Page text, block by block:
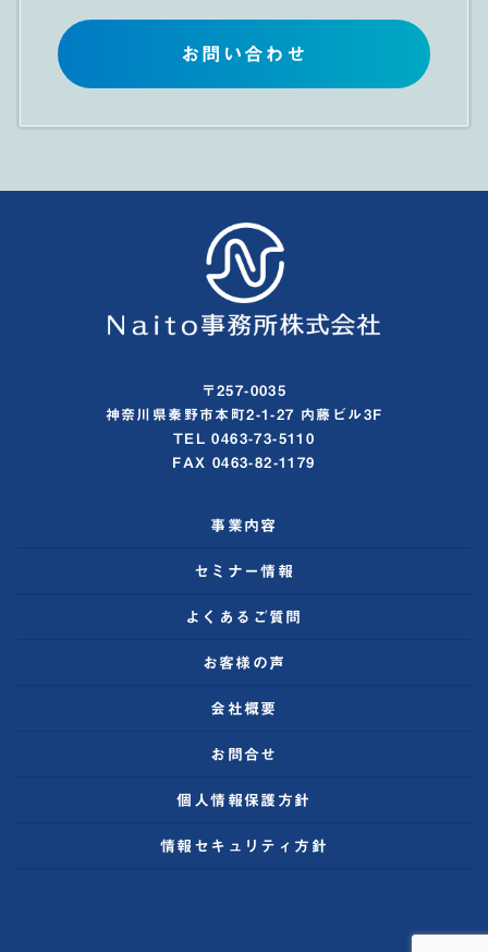
お問い合わせ
〒257-0035
神奈川県秦野市本町2-1-27 内藤ビル3F
TEL 0463-73-5110
FAX 0463-82-1179
事業内容
セミナー情報
よくあるご質問
お客様の声
会社概要
お問合せ
個人情報保護方針
情報セキュリティ方針